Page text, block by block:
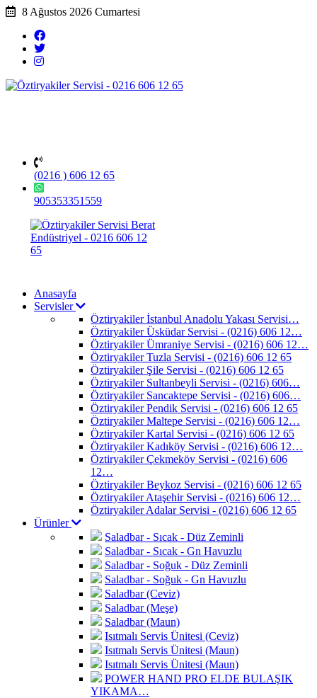
8 Ağustos 2026 Cumartesi
(0216 ) 606 12 65
905353351559
Anasayfa
Servisler
Öztiryakiler İstanbul Anadolu Yakası Servisi…
Öztiryakiler Üsküdar Servisi - (0216) 606 12…
Öztiryakiler Ümraniye Servisi - (0216) 606 12…
Öztiryakiler Tuzla Servisi - (0216) 606 12 65
Öztiryakiler Şile Servisi - (0216) 606 12 65
Öztiryakiler Sultanbeyli Servisi - (0216) 606…
Öztiryakiler Sancaktepe Servisi - (0216) 606…
Öztiryakiler Pendik Servisi - (0216) 606 12 65
Öztiryakiler Maltepe Servisi - (0216) 606 12…
Öztiryakiler Kartal Servisi - (0216) 606 12 65
Öztiryakiler Kadıköy Servisi - (0216) 606 12…
Öztiryakiler Çekmeköy Servisi - (0216) 606
12…
Öztiryakiler Beykoz Servisi - (0216) 606 12 65
Öztiryakiler Ataşehir Servisi - (0216) 606 12…
Öztiryakiler Adalar Servisi - (0216) 606 12 65
Ürünler
Saladbar - Sıcak - Düz Zeminli
Saladbar - Sıcak - Gn Havuzlu
Saladbar - Soğuk - Düz Zeminli
Saladbar - Soğuk - Gn Havuzlu
Saladbar (Ceviz)
Saladbar (Meşe)
Saladbar (Maun)
Isıtmalı Servis Ünitesi (Ceviz)
Isıtmalı Servis Ünitesi (Maun)
Isıtmalı Servis Ünitesi (Maun)
POWER HAND PRO ELDE BULAŞIK
YIKAMA…